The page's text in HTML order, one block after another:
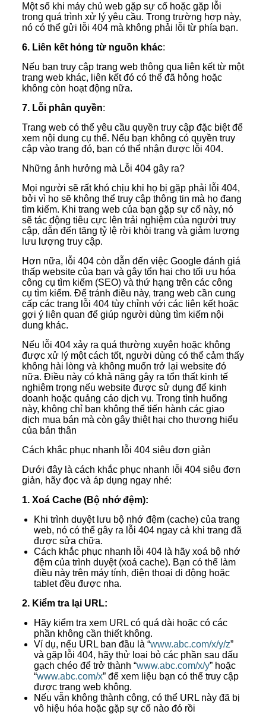
Một số khi máy chủ web gặp sự cố hoặc gặp lỗi
trong quá trình xử lý yêu cầu. Trong trường hợp này,
nó có thể gửi lỗi 404 mà không phải lỗi từ phía bạn.
6. Liên kết hỏng từ nguồn khác:
Nếu bạn truy cập trang web thông qua liên kết từ một
trang web khác, liên kết đó có thể đã hỏng hoặc
không còn hoạt động nữa.
7. Lỗi phân quyền:
Trang web có thể yêu cầu quyền truy cập đặc biệt để
xem nội dung cụ thể. Nếu bạn không có quyền truy
cập vào trang đó, bạn có thể nhận được lỗi 404.
Những ảnh hưởng mà Lỗi 404 gây ra?
Mọi người sẽ rất khó chịu khi họ bị gặp phải lỗi 404,
bởi vì họ sẽ không thể truy cập thông tin mà họ đang
tìm kiếm. Khi trang web của bạn gặp sự cố này, nó
sẽ tác động tiêu cực lên trải nghiệm của người truy
cập, dẫn đến tăng tỷ lệ rời khỏi trang và giảm lượng
lưu lượng truy cập.
Hơn nữa, lỗi 404 còn dẫn đến việc Google đánh giá
thấp website của bạn và gây tổn hại cho tối ưu hóa
công cụ tìm kiếm (SEO) và thứ hạng trên các công
cụ tìm kiếm. Để tránh điều này, trang web cần cung
cấp các trang lỗi 404 tùy chỉnh với các liên kết hoặc
gợi ý liên quan để giúp người dùng tìm kiếm nội
dung khác.
Nếu lỗi 404 xảy ra quá thường xuyên hoặc không
được xử lý một cách tốt, người dùng có thể cảm thấy
không hài lòng và không muốn trở lại website đó
nữa. Điều này có khả năng gây ra tổn thất kinh tế
nghiêm trọng nếu website được sử dụng để kinh
doanh hoặc quảng cáo dịch vụ. Trong tình huống
này, không chỉ bạn không thể tiến hành các giao
dịch mua bán mà còn gây thiệt hại cho thương hiểu
của bản thân
Cách khắc phục nhanh lỗi 404 siêu đơn giản
Dưới đây là cách khắc phục nhanh lỗi 404 siêu đơn
giản, hãy đọc và áp dụng ngay nhé:
1. Xoá Cache (Bộ nhớ đệm):
Khi trình duyệt lưu bộ nhớ đệm (cache) của trang
web, nó có thể gây ra lỗi 404 ngay cả khi trang đã
được sửa chữa.
Cách khắc phục nhanh lỗi 404 là hãy xoá bộ nhớ
đệm của trình duyệt (xoá cache). Bạn có thể làm
điều này trên máy tính, điện thoại di động hoặc
tablet đều được nha.
2. Kiểm tra lại URL:
Hãy kiểm tra xem URL có quá dài hoặc có các
phần không cần thiết không.
Ví dụ, nếu URL ban đầu là “www.abc.com/x/y/z”
và gặp lỗi 404, hãy thử loại bỏ các phần sau dấu
gạch chéo để trở thành “www.abc.com/x/y” hoặc
“www.abc.com/x” để xem liệu bạn có thể truy cập
được trang web không.
Nếu vẫn không thành công, có thể URL này đã bị
vô hiệu hóa hoặc gặp sự cố nào đó rồi